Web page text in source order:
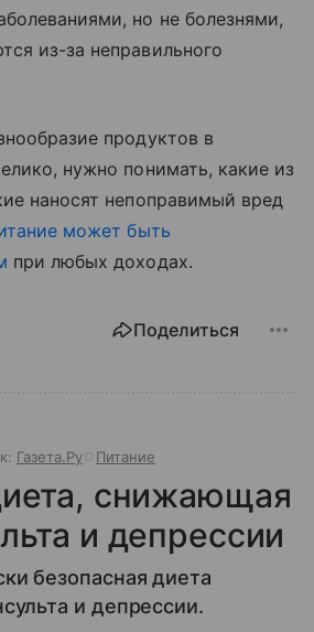
но не болезнями,
из-за неправильного
продуктов в
нужно понимать, какие из
наносят непоправимый вред
может быть
при любых доходах.
Поделиться
Газета.Ру Питание
снижающая
и депрессии
безопасная диета
и депрессии.